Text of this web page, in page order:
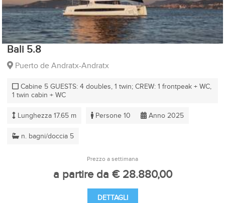
Bali 5.8
Puerto de Andratx-Andratx
Cabine 5 GUESTS: 4 doubles, 1 twin; CREW: 1 frontpeak + WC,
1 twin cabin + WC
Lunghezza 17.65 m Persone 10 Anno 2025
n. bagni/doccia 5
Prezzo a settimana
a partire da € 28.880,00
DETTAGLI